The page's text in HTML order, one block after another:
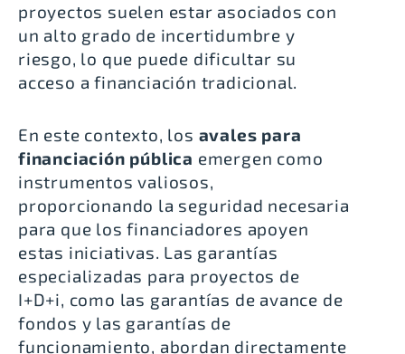
proyectos suelen estar asociados con
un alto grado de incertidumbre y
riesgo, lo que puede dificultar su
acceso a financiación tradicional.
En este contexto, los avales para
financiación pública emergen como
instrumentos valiosos,
proporcionando la seguridad necesaria
para que los financiadores apoyen
estas iniciativas. Las garantías
especializadas para proyectos de
I+D+i, como las garantías de avance de
fondos y las garantías de
funcionamiento, abordan directamente